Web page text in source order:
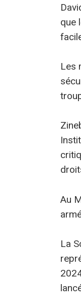
que
Les
Au
La